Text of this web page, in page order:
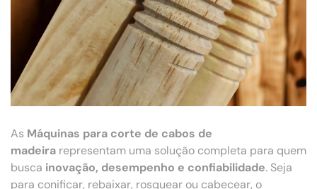
As Máquinas para corte de cabos de
madeira representam uma solução completa para quem
busca inovação, desempenho e confiabilidade. Seja
para conificar, rebaixar, rosquear ou cabecear, o